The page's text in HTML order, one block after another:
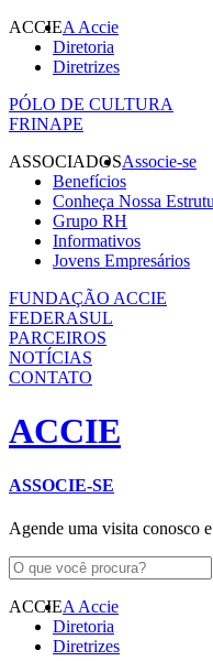
ACCIEA Accie
Diretoria
Diretrizes
PÓLO DE CULTURA
FRINAPE
ASSOCIADOSAssocie-se
Benefícios
Conheça Nossa
Grupo RH
Informativos
Jovens Empresários
FUNDAÇÃO ACCIE
FEDERASUL
PARCEIROS
NOTÍCIAS
CONTATO
ACCIE
ASSOCIE-SE
Agende uma visita conosco
ACCIEA Accie
Diretoria
Diretrizes